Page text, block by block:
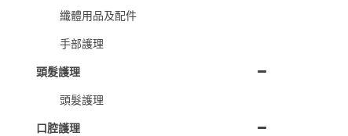
纖體用品及配件
手部護理
頭髮護理
頭髮護理
口腔護理